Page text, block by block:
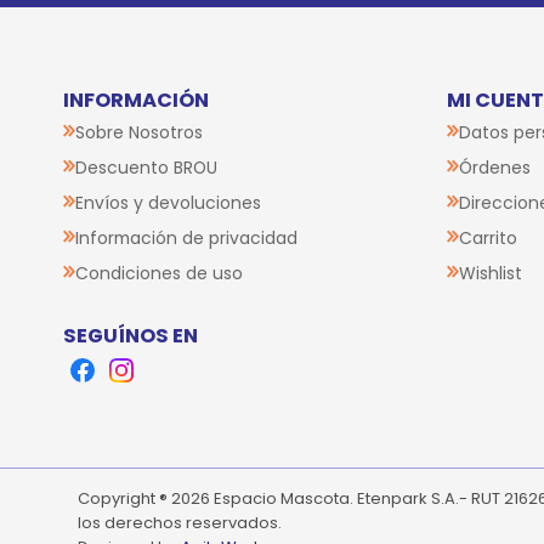
INFORMACIÓN
Sobre Nosotros
Descuento BROU
Envíos y devoluciones
Información de privacidad
Condiciones de uso
MI
Datos
Órdenes
Carrito
Wishlist
SEGUÍNOS EN
FacebookInstagram
Copyright ® 2026 Espacio Mascota. Etenpark S.A.- RUT
los derechos reservados.